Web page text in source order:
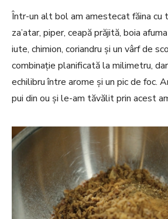
Într-un alt bol am amestecat făina cu
za’atar, piper, ceapă prăjită, boia
iute, chimion, coriandru și un vârf de
combinație planificată la milimetru,
echilibru între arome și un pic de foc.
pui din ou și le-am tăvălit prin acest